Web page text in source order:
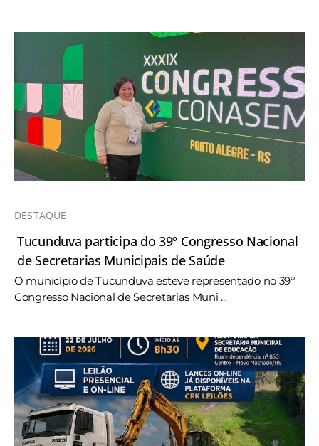
DESTAQUE
Tucunduva participa do 39º Congresso Nacional
de Secretarias Municipais de Saúde
O município de Tucunduva esteve representado no 39º
Congresso Nacional de Secretarias Muni ...